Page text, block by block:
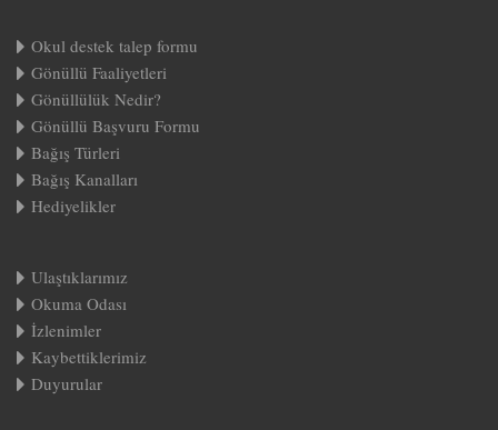
Okul destek talep formu
Gönüllü Faaliyetleri
Gönüllülük Nedir?
Gönüllü Başvuru Formu
Bağış Türleri
Bağış Kanalları
Hediyelikler
Ulaştıklarımız
Okuma Odası
İzlenimler
Kaybettiklerimiz
Duyurular